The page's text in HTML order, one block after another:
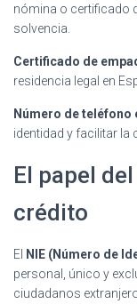
nómina o certificado
solvencia.
Certificado de
residencia legal en
Número de teléfono
identidad y facilitar la
El papel
crédito
El NIE (Número de
personal, único y
ciudadanos